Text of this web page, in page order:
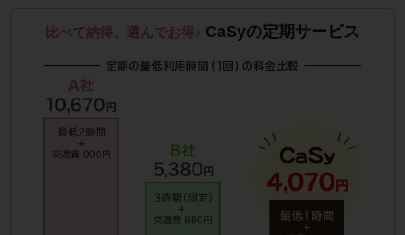
比べて納得、選んでお得♪ CaSyの定期サービス